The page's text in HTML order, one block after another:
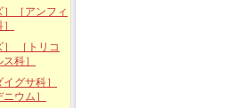
］［アンフィ
］ ［トリコ
科］
イグサ科］
ニウム］